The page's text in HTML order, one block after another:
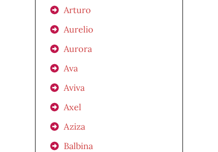
Arturo
Aurelio
Aurora
Ava
Aviva
Axel
Aziza
Balbina